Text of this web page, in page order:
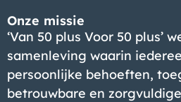
Onze missie
‘Van 50 plus Voor 50 plus’
samenleving waarin
persoonlijke behoeften,
betrouwbare en